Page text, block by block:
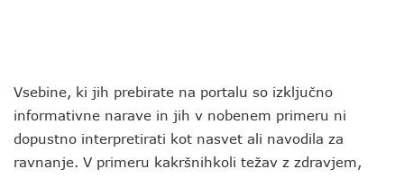
Vsebine, ki jih prebirate na portalu so izključno
informativne narave in jih v nobenem primeru ni
dopustno interpretirati kot nasvet ali navodila za
ravnanje. V primeru kakršnihkoli težav z zdravjem,